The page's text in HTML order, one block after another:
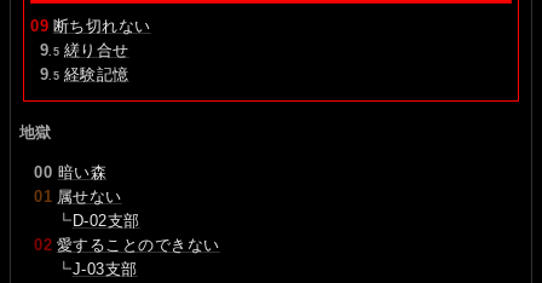
09 断ち切れない
9.5 縒り合せ
9.5 経験記憶
地獄
00 暗い森
01 属せない
┗ D-02支部
02 愛することのできない
┗J-03支部